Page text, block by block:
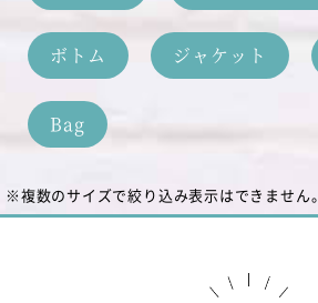
※複数のサイズで絞り込み表示はできません。
ボトム ジャケット
Bag